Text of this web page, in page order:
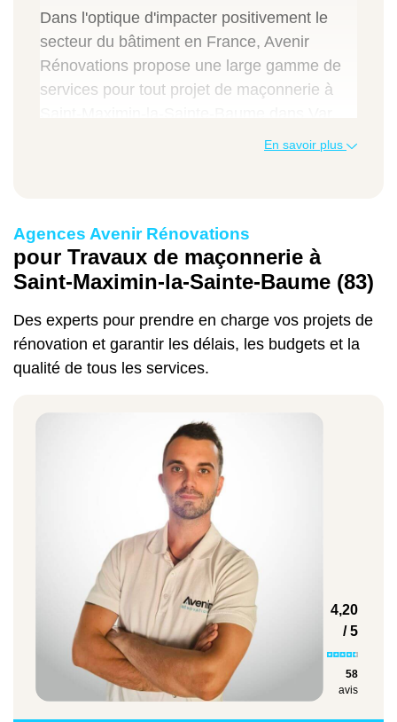
Dans l'optique d'impacter positivement le
secteur du bâtiment en France, Avenir
Rénovations propose une large gamme de
services pour tout projet de maçonnerie à
En faisant appel à notre entreprise du
la démolition d'un ancien mur porteur ou
d'une cloison existante,
la construction d'un placard encastré dans
le mur,
Notre entreprise s'occupe aussi de
rénovation de murs extérieurs avec mise en
peinture de la façade. Quelles que soient
vos attentes concernant la maçonnerie de
votre bâtiment à Saint-Maximin-la-Sainte-
Baume, nos maçons sont là pour vous
guider et vous donner entière satisfaction.
Types de travaux
Prix moyen
En savoir plus
Agences Avenir Rénovations
pour Travaux de maçonnerie à
Saint-Maximin-la-Sainte-Baume (83)
Des experts pour prendre en charge vos projets de
rénovation et garantir les délais, les budgets et la
qualité de tous les services.
4,20
/ 5
58
avis